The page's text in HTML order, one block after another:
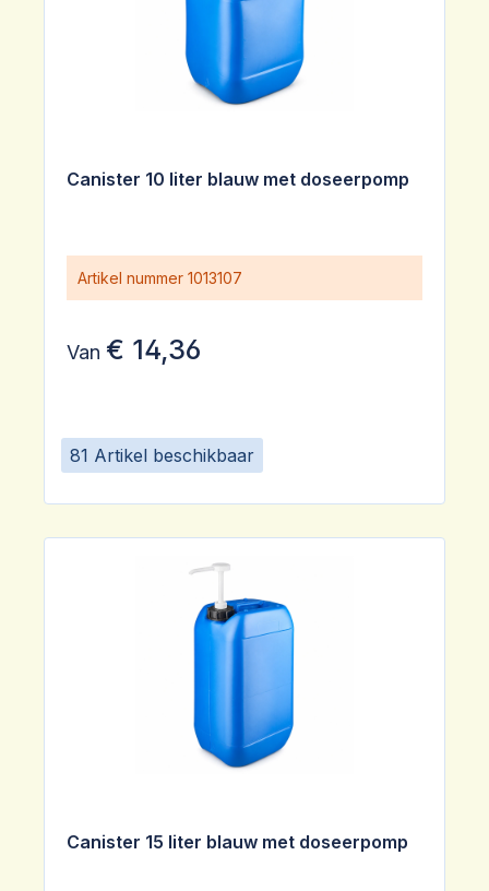
81 Artikel beschikbaar
Canister 10 liter blauw met doseerpomp
Artikel nummer 1013107
Van € 14,36
Canister 15 liter blauw met doseerpomp